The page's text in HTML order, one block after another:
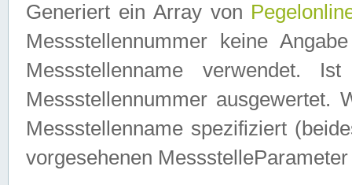
Generiert ein Array von
Messstellennummer keine
Messstellenname verwendet.
Messstellennummer ausgewertet.
Messstellenname spezifiziert
vorgesehenen